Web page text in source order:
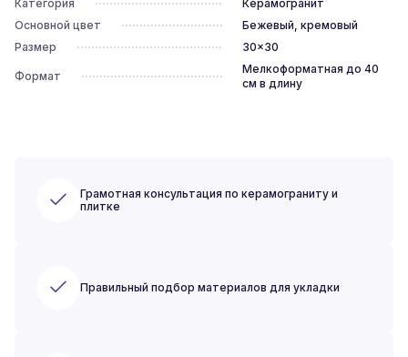
Категория
Керамогранит
Основной цвет
Бежевый, кремовый
Размер
30x30
Формат
Мелкоформатная до 40
см в длину
Грамотная консультация по керамограниту и
плитке
Правильный подбор материалов для укладки